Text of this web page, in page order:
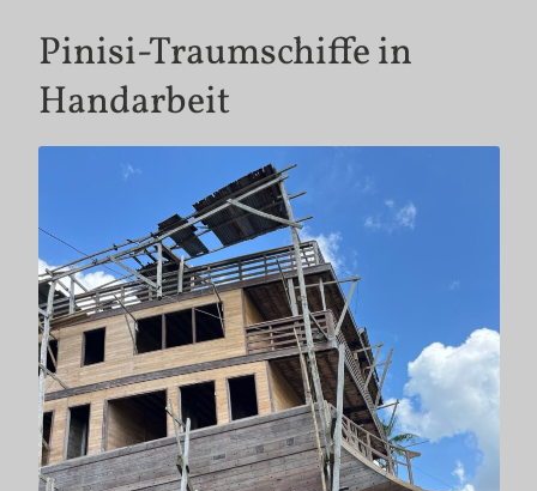
Pinisi-Traumschiffe in
Handarbeit